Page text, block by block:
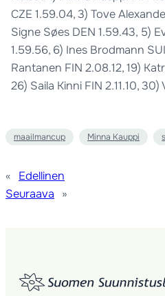
CZE 1.59.04, 3) Tove
Signe Søes DEN 1.59.43, 5)
1.59.56, 6) Ines Brodmann
Rantanen FIN 2.08.12, 19)
26) Saila Kinni FIN 2.11.10,
maailmancup Minna Kauppi
«
Edellinen
Seuraava
»